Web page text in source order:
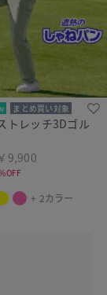
まとめ買い対象
トレッチ3Dゴル
9,900
+ 2カラー